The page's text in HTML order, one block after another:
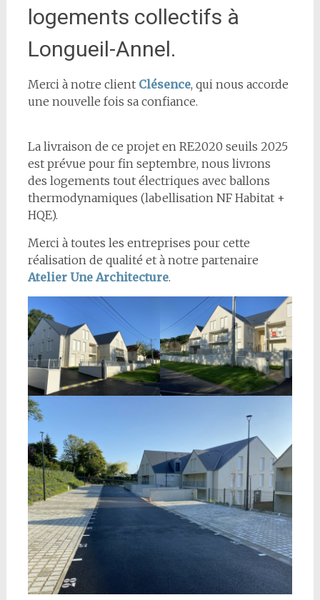
logements collectifs à
Longueil-Annel.
Merci à notre client Clésence, qui nous accorde
une nouvelle fois sa confiance.
La livraison de ce projet en RE2020 seuils 2025
est prévue pour fin septembre, nous livrons
des logements tout électriques avec ballons
thermodynamiques (labellisation NF Habitat +
HQE).
Merci à toutes les entreprises pour cette
réalisation de qualité et à notre partenaire
Atelier Une Architecture.